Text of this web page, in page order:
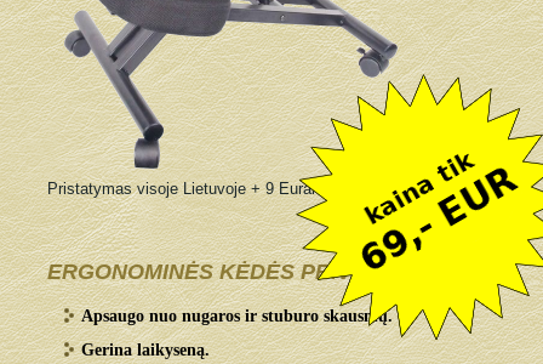
Pristatymas visoje Lietuvoje + 9 Eurai
ERGONOMINĖS KĖDĖS PRIVALUMAI:
Apsaugo nuo nugaros ir stuburo skausmų.
Gerina laikyseną.